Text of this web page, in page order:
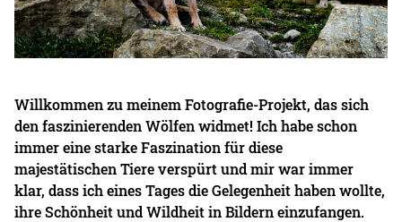
Willkommen zu meinem Fotografie-Projekt, das sich
den faszinierenden Wölfen widmet! Ich habe schon
immer eine starke Faszination für diese
majestätischen Tiere verspürt und mir war immer
klar, dass ich eines Tages die Gelegenheit haben wollte,
ihre Schönheit und Wildheit in Bildern einzufangen.